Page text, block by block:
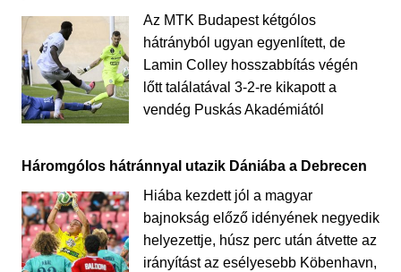
Az MTK Budapest kétgólos
hátrányból ugyan egyenlített, de
Lamin Colley hosszabbítás végén
lőtt találatával 3-2-re kikapott a
vendég Puskás Akadémiától
Háromgólos hátránnyal utazik Dániába a Debrecen
Hiába kezdett jól a magyar
bajnokság előző idényének negyedik
helyezettje, húsz perc után átvette az
irányítást az esélyesebb Köbenhavn,